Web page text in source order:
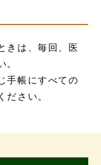
きは、毎回、医
。
手帳にすべての
ださい。